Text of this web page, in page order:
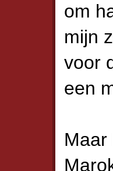
om
mijn
voor
een
Maar